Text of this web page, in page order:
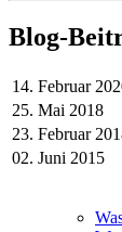
Blog-
14. Februar
25. Mai 2018
23. Februar
02. Juni 2015